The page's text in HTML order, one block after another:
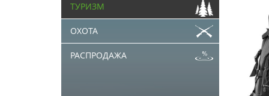
ТУРИЗМ
ОХОТА
РАСПРОДАЖА